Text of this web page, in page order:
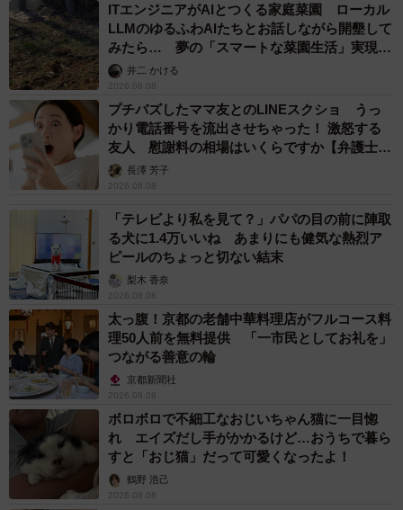
ITエンジニアがAIとつくる家庭菜園 ローカル
LLMのゆるふわAIたちとお話しながら開墾して
みたら… 夢の「スマートな菜園生活」実現な
るか井二 かける
2026.08.08
プチバズしたママ友とのLINEスクショ うっ
かり電話番号を流出させちゃった！ 激怒する
友人 慰謝料の相場はいくらですか【弁護士が
解説】長澤 芳子
2026.08.08
「テレビより私を見て？」パパの目の前に陣取
る犬に1.4万いいね あまりにも健気な熱烈ア
ピールのちょっと切ない結末
梨木 香奈
2026.08.08
太っ腹！京都の老舗中華料理店がフルコース料
理50人前を無料提供 「一市民としてお礼を」
つながる善意の輪
京都新聞社
2026.08.08
ボロボロで不細工なおじいちゃん猫に一目惚
れ エイズだし手がかかるけど…おうちで暮ら
すと「おじ猫」だって可愛くなったよ！
鶴野 浩己
2026.08.08